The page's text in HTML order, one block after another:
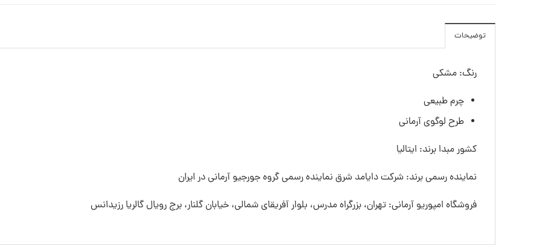
توضیحات
رنگ: مشکی
چرم طبیعی
طرح لوگوی آرمانی
کشور مبدا برند: ایتالیا
نماینده رسمی برند: شرکت دایامد شرق نماینده رسمی گروه جورجیو آرمانی در ایران
فروشگاه امپوریو آرمانی: تهران، بزرگراه مدرس، بلوار آفریقای شمالی، خیابان گلنار، برج رویال گالریا رزیدانس